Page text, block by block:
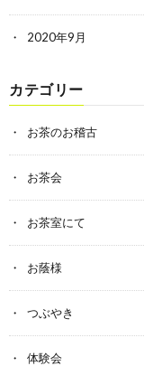
2020年9月
カテゴリー
お茶のお稽古
お茶会
お茶室にて
お蔭様
つぶやき
体験会